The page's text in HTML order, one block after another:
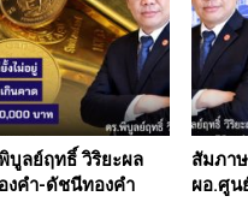
ลย์ฤทธิ์ วิริยะผล
งคำ-ดัชนีทองคำ
สัมภา
ผอ.ศูน